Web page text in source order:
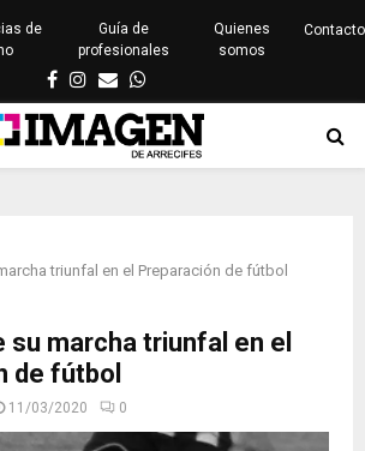
de
Guía de
profesionales
Quienes
somos
Contacto
Facebook
Instagram
EmailWhatsapp
triunfal en el Preparación de fútbol
su marcha triunfal en el
de fútbol
11/03/2020 0